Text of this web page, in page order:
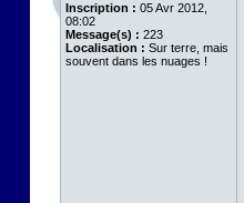
Inscription : 05 Avr 2012,
08:02
Message(s) : 223
Localisation : Sur terre, mais
souvent dans les nuages !